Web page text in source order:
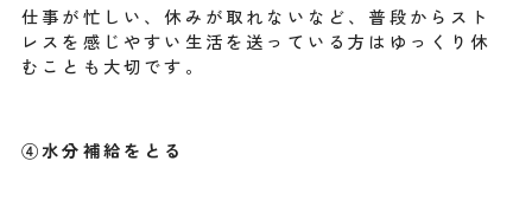
仕事が忙しい、休みが取れないなど、普段からスト
レスを感じやすい生活を送っている方はゆっくり休
むことも大切です。
④水分補給をとる